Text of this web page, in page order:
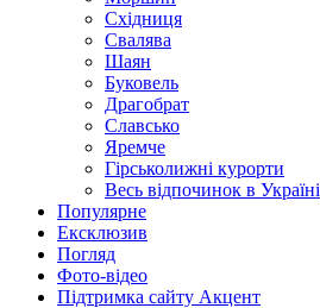
Східниця
Свалява
Шаян
Буковель
Драгобрат
Славсько
Яремче
Гірськолижні курорти
Весь відпочинок в Україні
Популярне
Ексклюзив
Погляд
Фото-відео
Підтримка сайту Акцент